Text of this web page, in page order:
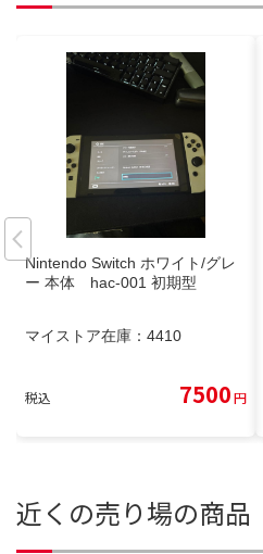
Nintendo Switch ホワイト/グレ
ー 本体 hac-001 初期型
マイストア在庫： 4410
税込 7500円
近くの売り場の商品